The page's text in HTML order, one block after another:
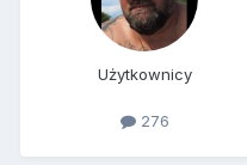
Użytkownicy
276